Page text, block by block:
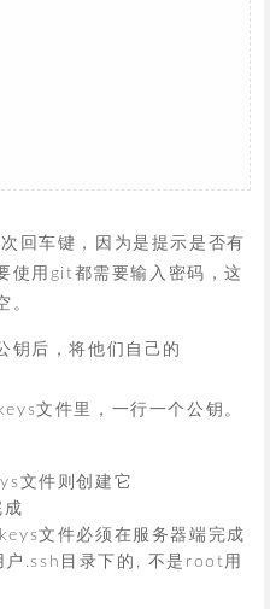
回车键，因为是提示是否有
使用git都需要输入密码，这
。
钥后，将他们自己的
文件里，一行一个公钥。
文件则创建它
成
文件必须在服务器端完成
.ssh目录下的, 不是root用